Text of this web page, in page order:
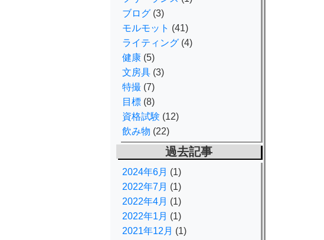
ブログ (3)
モルモット (41)
ライティング (4)
健康 (5)
文房具 (3)
特撮 (7)
目標 (8)
資格試験 (12)
飲み物 (22)
過去記事
2024年6月 (1)
2022年7月 (1)
2022年4月 (1)
2022年1月 (1)
2021年12月 (1)